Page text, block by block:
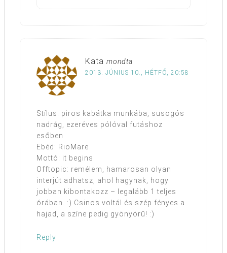
Kata mondta
2013. JÚNIUS 10., HÉTFŐ, 20:58
Stílus: piros kabátka munkába, susogós
nadrág, ezeréves pólóval futáshoz
esőben
Ebéd: RioMare
Mottó: it begins
Offtopic: remélem, hamarosan olyan
interjút adhatsz, ahol hagynak, hogy
jobban kibontakozz – legalább 1 teljes
órában. :) Csinos voltál és szép fényes a
hajad, a színe pedig gyönyörű! :)
Reply